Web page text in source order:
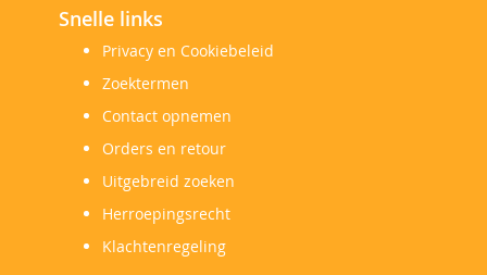
Snelle links
Privacy en Cookiebeleid
Zoektermen
Contact opnemen
Orders en retour
Uitgebreid zoeken
Herroepingsrecht
Klachtenregeling